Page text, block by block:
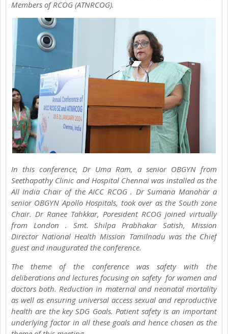
Members of RCOG (ATNRCOG).
In this conference, Dr Uma Ram, a senior OBGYN from
Seethapathy Clinic and Hospital Chennai was installed as the
All India Chair of the AICC RCOG . Dr Sumana Manohar a
senior OBGYN Apollo Hospitals, took over as the South zone
Chair. Dr Ranee Tahkkar, Poresident RCOG joined virtually
from London . Smt. Shilpa Prabhakar Satish, Mission
Director National Health Mission Tamilnadu was the Chief
guest and inaugurated the conference.
The theme of the conference was safety with the
deliberations and lectures focusing on safety for women and
doctors both. Reduction in maternal and neonatal mortality
as well as ensuring universal access sexual and reproductive
health are the key SDG Goals. Patient safety is an important
underlying factor in all these goals and hence chosen as the